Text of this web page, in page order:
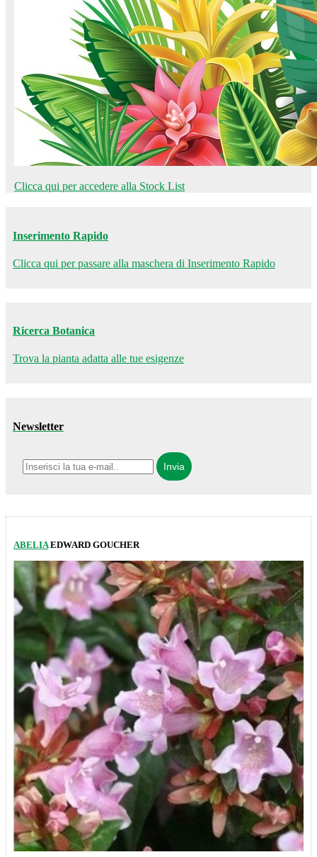
Clicca qui per accedere alla Stock List
Inserimento Rapido
Clicca qui per passare alla maschera di Inserimento Rapido
Ricerca Botanica
Trova la pianta adatta alle tue esigenze
Newsletter
ABELIAEDWARD GOUCHER